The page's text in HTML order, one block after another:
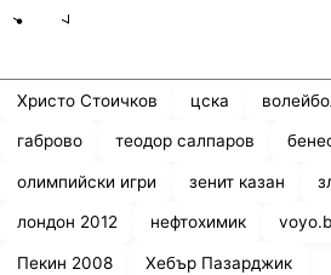
Христо Стоичков цска
габрово теодор салпаров
олимпийски игри зенит казан
лондон 2012 нефтохимик
Пекин 2008 Хебър Пазарджик